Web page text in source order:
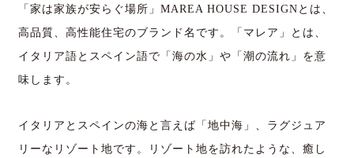
「家は家族が安らぐ場所」MAREA HOUSE DESIGNとは、
高品質、高性能住宅のブランド名です。「マレア」とは、
イタリア語とスペイン語で「海の水」や「潮の流れ」を意
味します。
イタリアとスペインの海と言えば「地中海」、ラグジュア
リーなリゾート地です。リゾート地を訪れたような、癒し